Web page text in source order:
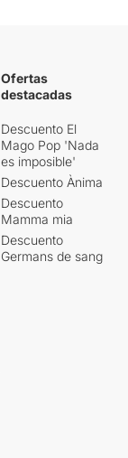
Ofertas
destacadas
Descuento El
Mago Pop 'Nada
es imposible'
Descuento Ànima
Descuento
Mamma mia
Descuento
Germans de sang